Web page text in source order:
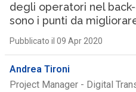
degli operatori nel
sono i punti da
Pubblicato il 09 Apr 2020
Andrea Tironi
Project Manager - Digital